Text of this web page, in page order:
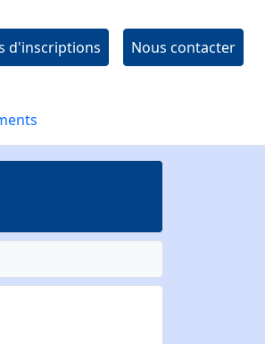
d'inscriptions Nous contacter